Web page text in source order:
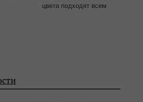
цвета подходят всем